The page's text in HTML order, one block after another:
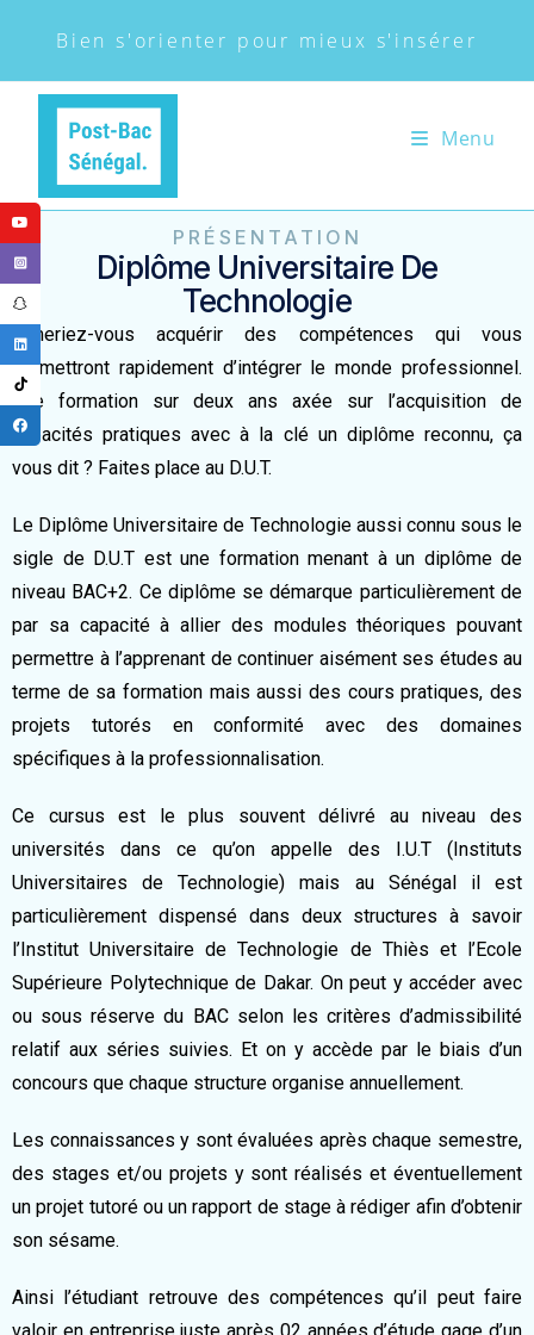
Bien s'orienter pour mieux s'insérer
Menu
PRÉSENTATION
Diplôme Universitaire De
Technologie
Aimeriez-vous acquérir des compétences qui vous
permettront rapidement d’intégrer le monde professionnel.
Une formation sur deux ans axée sur l’acquisition de
capacités pratiques avec à la clé un diplôme reconnu, ça
vous dit ? Faites place au D.U.T.
Le Diplôme Universitaire de Technologie aussi connu sous le
sigle de D.U.T est une formation menant à un diplôme de
niveau BAC+2. Ce diplôme se démarque particulièrement de
par sa capacité à allier des modules théoriques pouvant
permettre à l’apprenant de continuer aisément ses études au
terme de sa formation mais aussi des cours pratiques, des
projets tutorés en conformité avec des domaines
spécifiques à la professionnalisation.
Ce cursus est le plus souvent délivré au niveau des
universités dans ce qu’on appelle des I.U.T (Instituts
Universitaires de Technologie) mais au Sénégal il est
particulièrement dispensé dans deux structures à savoir
l’Institut Universitaire de Technologie de Thiès et l’Ecole
Supérieure Polytechnique de Dakar. On peut y accéder avec
ou sous réserve du BAC selon les critères d’admissibilité
relatif aux séries suivies. Et on y accède par le biais d’un
concours que chaque structure organise annuellement.
Les connaissances y sont évaluées après chaque semestre,
des stages et/ou projets y sont réalisés et éventuellement
un projet tutoré ou un rapport de stage à rédiger afin d’obtenir
son sésame.
Ainsi l’étudiant retrouve des compétences qu’il peut faire